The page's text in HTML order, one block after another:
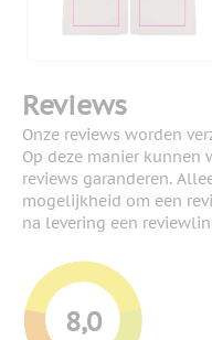
Reviews
Onze reviews worden
Op deze manier
reviews garanderen.
mogelijkheid om een
na levering een
8,0